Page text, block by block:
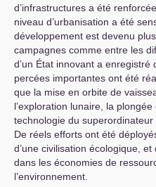
d’infrastructures a été
niveau d’urbanisation a été
développement est devenu
campagnes comme entre les
d’un État innovant a
percées importantes ont été
que la mise en orbite de
l’exploration lunaire, la
technologie du
De réels efforts ont été
d’une civilisation écologique,
dans les économies de
l’environnement.